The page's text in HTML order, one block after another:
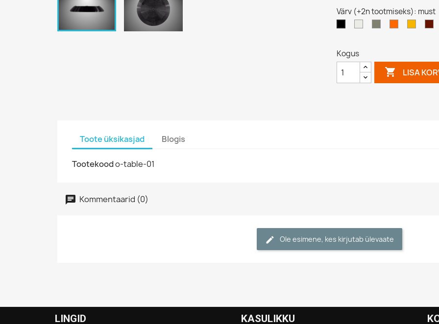
Värv (+2n tootmiseks): must
Kogus
 LISA
Toote üksikasjad Blogis
Tootekoodo-table-01
Kommentaarid (0)
Ole esimene, kes kirjutab ülevaate
LINGID KASULIKKU